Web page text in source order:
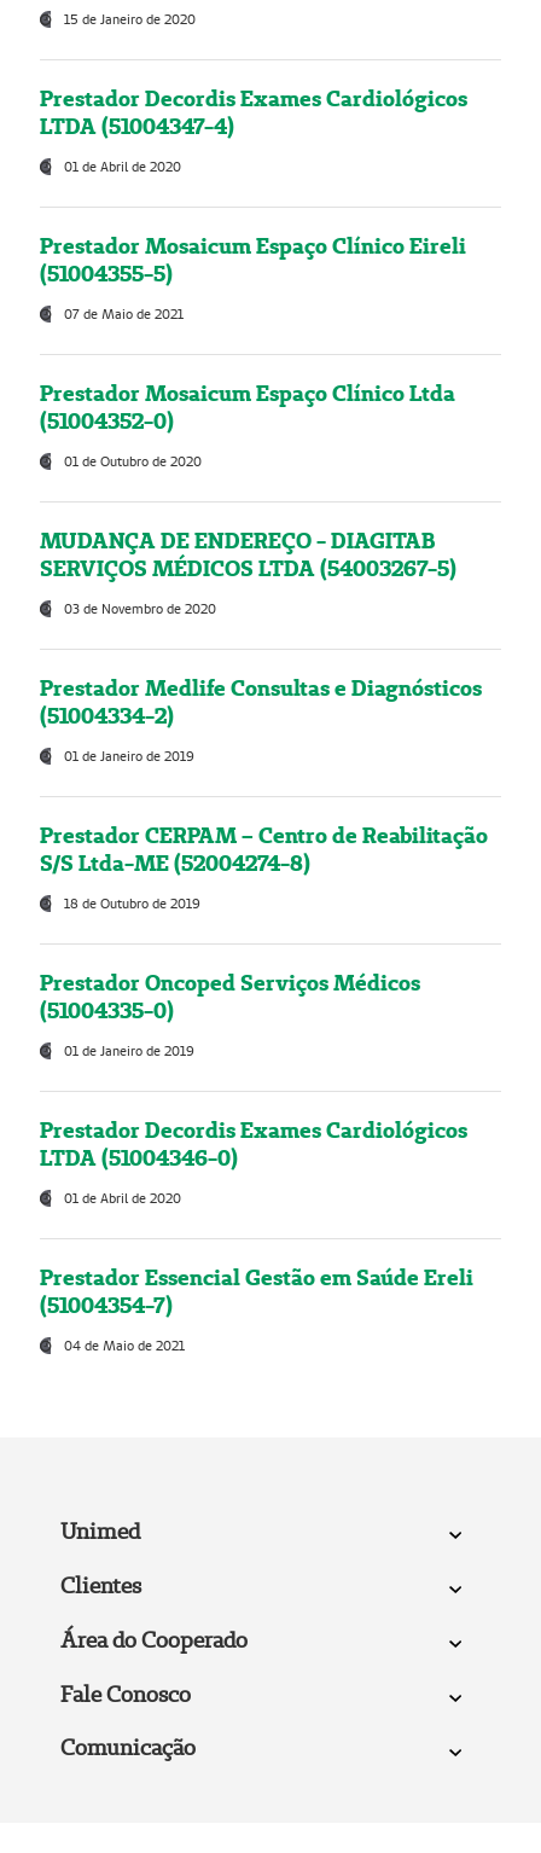
15 de Janeiro de 2020
Prestador Decordis Exames Cardiológicos
LTDA (51004347-4)
01 de Abril de 2020
Prestador Mosaicum Espaço Clínico Eireli
(51004355-5)
07 de Maio de 2021
Prestador Mosaicum Espaço Clínico Ltda
(51004352-0)
01 de Outubro de 2020
MUDANÇA DE ENDEREÇO - DIAGITAB
SERVIÇOS MÉDICOS LTDA (54003267-5)
03 de Novembro de 2020
Prestador Medlife Consultas e Diagnósticos
(51004334-2)
01 de Janeiro de 2019
Prestador CERPAM – Centro de Reabilitação
S/S Ltda-ME (52004274-8)
18 de Outubro de 2019
Prestador Oncoped Serviços Médicos
(51004335-0)
01 de Janeiro de 2019
Prestador Decordis Exames Cardiológicos
LTDA (51004346-0)
01 de Abril de 2020
Prestador Essencial Gestão em Saúde Ereli
(51004354-7)
04 de Maio de 2021
Unimed
Clientes
Área do Cooperado
Fale Conosco
Comunicação